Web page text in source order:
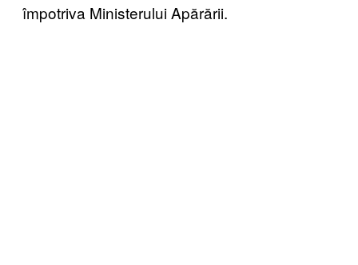
împotriva Ministerului Apărării.